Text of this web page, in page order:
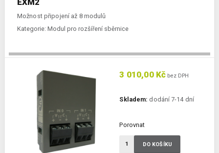
Možnost připojení až 8 modulů
Kategorie: Modul pro rozšíření sběrnice
3 010,00 Kč bez DPH
Skladem: dodání 7-14 dní
Porovnat
DO KOŠÍKU